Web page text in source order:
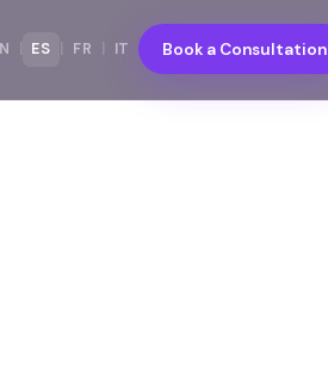
ES FR IT Book a Consultation